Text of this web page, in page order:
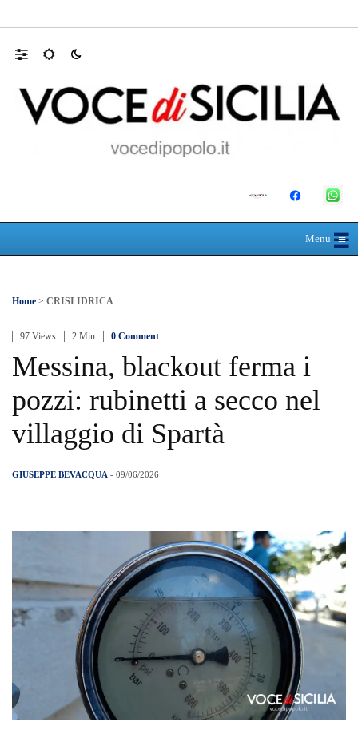
Menu≡
☰
Home > CRISI IDRICA
97 Views 2 Min 0 Comment
Messina, blackout ferma i
pozzi: rubinetti a secco nel
villaggio di Spartà
GIUSEPPE BEVACQUA - 09/06/2026